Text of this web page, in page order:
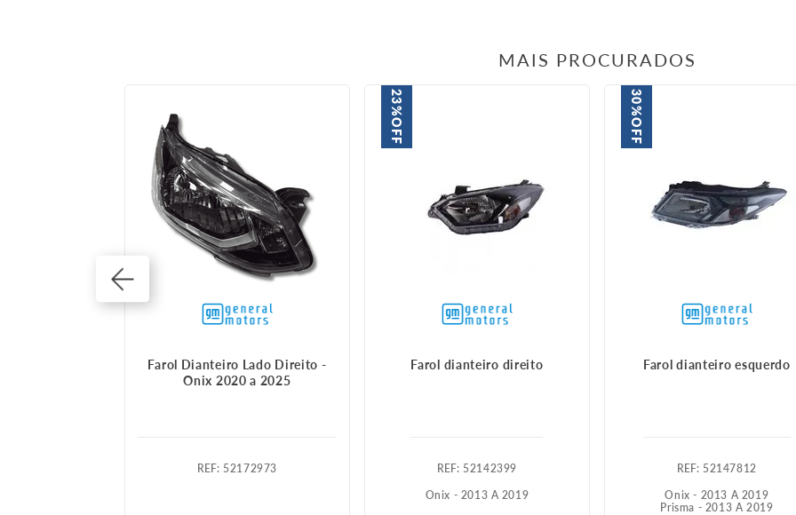
MAIS PROCURADOS
Farol Dianteiro Lado Direito -
Onix 2020 a 2025
: 52172973
23%
OFF
Farol dianteiro direito
: 52142399
Onix - 2013 A 2019
30%
OFF
Farol dianteiro esquerdo
: 52147812
Onix - 2013 A 2019
Prisma - 2013 A 2019